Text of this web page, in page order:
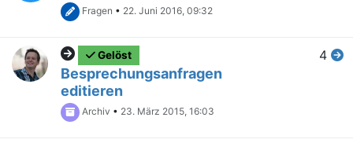
Fragen • 22. Juni 2016, 09:32
Gelöst
Besprechungsanfragen
editieren
Archiv • 23. März 2015, 16:03
4